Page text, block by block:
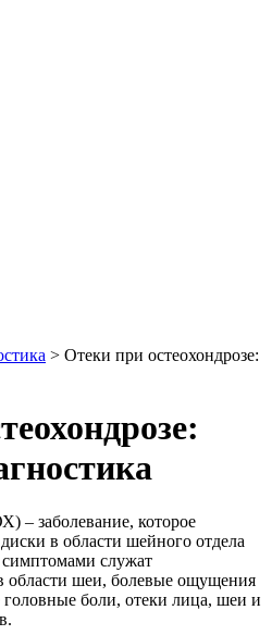
> Отеки при остеохондрозе:
– заболевание, которое
в области шейного отдела
служат
области шеи, болевые ощущения
головные боли, отеки лица, шеи и